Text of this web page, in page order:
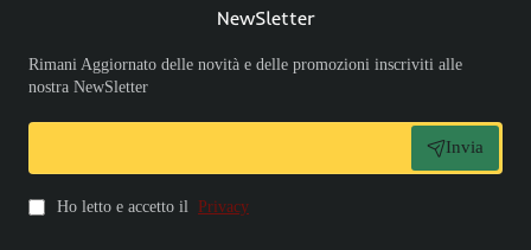
NewSletter
Rimani Aggiornato delle novità e delle promozioni inscriviti alle
nostra NewSletter
Invia
Ho letto e accetto il Privacy